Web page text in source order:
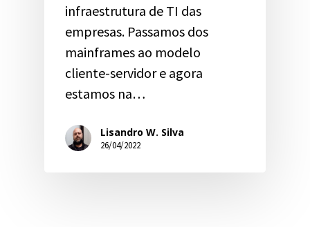
infraestrutura de TI das
empresas. Passamos dos
mainframes ao modelo
cliente-servidor e agora
estamos na…
Lisandro W. Silva
26/04/2022